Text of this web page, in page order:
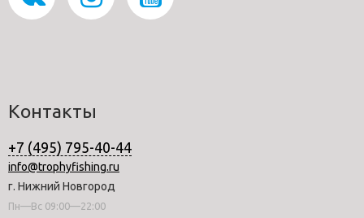
Контакты
+7 (495) 795-40-44
info@trophyfishing.ru
г. Нижний Новгород
Пн—Вс 09:00—22:00